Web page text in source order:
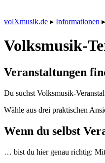
volXmusik.de ▸ Informationen ▸
Volksmusik-
Veranstaltungen
Du suchst Volksmusik-
Wähle aus drei praktischen
Wenn du selbst
… bist du hier genau richtig: